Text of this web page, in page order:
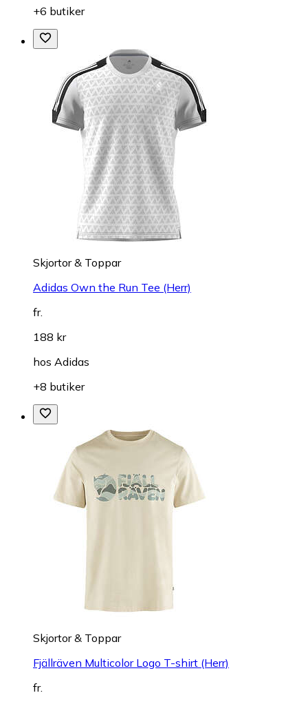
+6 butiker
Skjortor & Toppar
Adidas Own the Run Tee (Herr)
fr.
188 kr
hos Adidas
+8 butiker
Skjortor & Toppar
Fjällräven Multicolor Logo T-shirt (Herr)
fr.